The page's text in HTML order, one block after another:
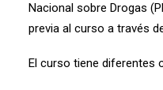
Nacional sobre Drogas
previa al curso a través
El curso tiene diferentes